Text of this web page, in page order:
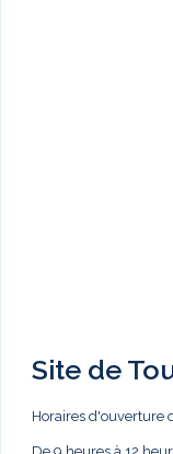
Site de
Horaires d'ouverture